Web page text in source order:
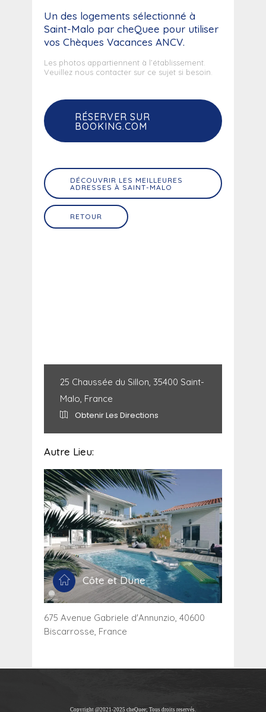
Un des logements sélectionné à
Saint-Malo par cheQuee pour utiliser
vos Chèques Vacances ANCV.
Les photos appartiennent à l’établissement.
Veuillez nous contacter sur ce sujet si besoin.
RÉSERVER SUR
BOOKING.COM
DÉCOUVRIR LES MEILLEURES
ADRESSES À SAINT-MALO
RETOUR
25 Chaussée du Sillon, 35400 Saint-
Malo, France
Obtenir Les Directions
Autre Lieu:
Côte et Dune
675 Avenue Gabriele d'Annunzio, 40600
Biscarrosse, France
Copyright @2021-2025 cheQuee; Tous droits reservés.